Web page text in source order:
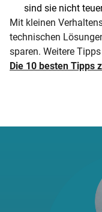
sind sie nicht
Mit kleinen
technischen
sparen. Weitere
Die 10 besten Tipps